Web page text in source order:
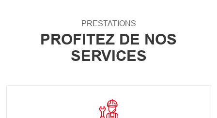
PRESTATIONS
PROFITEZ DE NOS
SERVICES